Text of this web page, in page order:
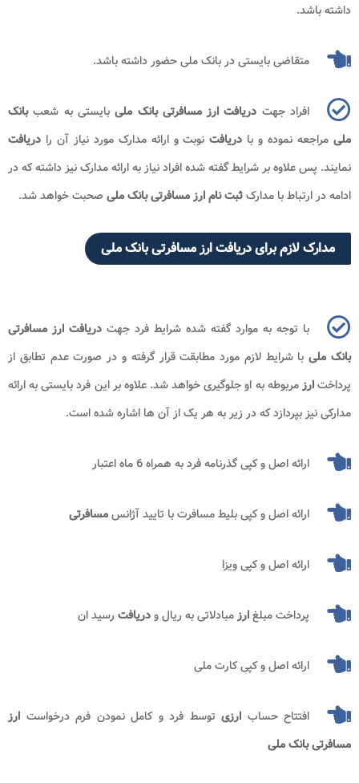
داشته باشد.
متقاضی بایستی در بانک ملی حضور داشته باشد.
افراد جهت دریافت ارز مسافرتی بانک ملیبایستی به شعببانک
ملی مراجعه نموده و با دریافت نوبت و ارائه مدارک مورد نیاز آن را دریافت
نمایند. پس علاوه بر شرایط گفته شده افراد نیاز به ارائه مدارک نیز داشته که در
ادامه در ارتباط با مدارکثبت نام ارز مسافرتی بانک ملی صحبت خواهد شد.
مدارک لازم برای دریافت ارز مسافرتی بانک ملی
با توجه به موارد گفته شده شرایط فرد جهت دریافت ارز مسافرتی
بانک ملی با شرایط لازم مورد مطابقت قرار گرفته و در صورت عدم تطابق از
پرداختارزمربوطه به او جلوگیری خواهد شد. علاوه بر این فرد بایستی به ارائه
مدارکی نیز بپردازد که در زیر به هر یک از آن ها اشاره شده است.
ارائه اصل و کپی گذرنامه فرد به همراه 6 ماه اعتبار
ارائه اصل و کپی بلیط مسافرت با تایید آژانسمسافرتی
ارائه اصل و کپی ویزا
پرداخت مبلغارزمبادلاتی به ریال ودریافت رسید ان
ارائه اصل و کپی کارت ملی
افتتاح حساب ارزی توسط فرد و کامل نمودن فرم درخواست ارز
مسافرتی بانک ملی